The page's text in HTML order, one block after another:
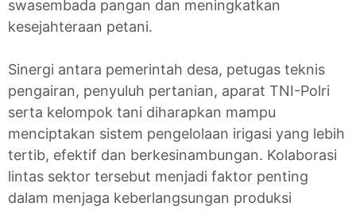
swasembada pangan dan meningkatkan
kesejahteraan petani.
Sinergi antara pemerintah desa, petugas teknis
pengairan, penyuluh pertanian, aparat TNI-Polri
serta kelompok tani diharapkan mampu
menciptakan sistem pengelolaan irigasi yang lebih
tertib, efektif dan berkesinambungan. Kolaborasi
lintas sektor tersebut menjadi faktor penting
dalam menjaga keberlangsungan produksi